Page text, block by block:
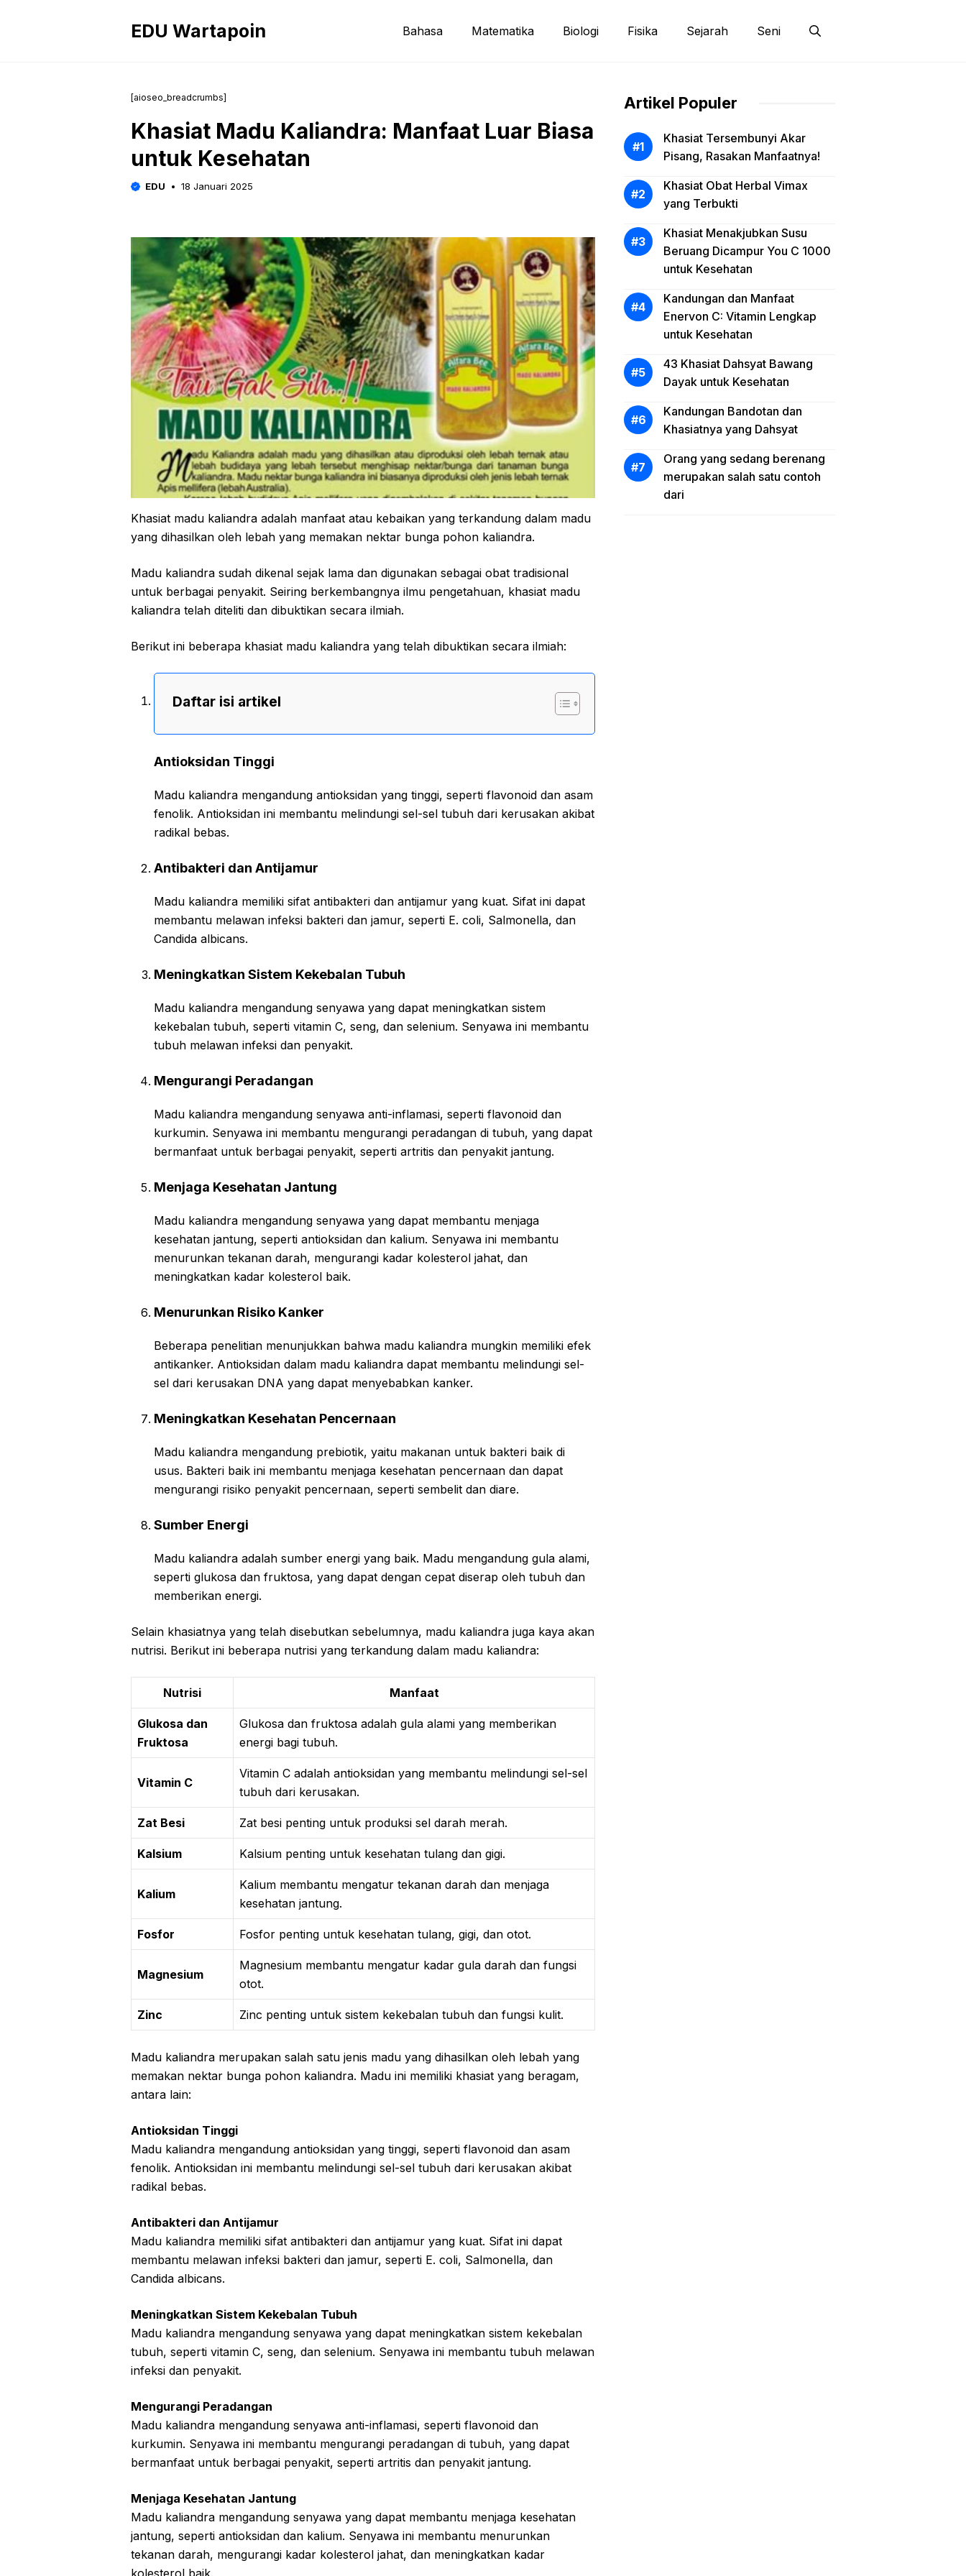
EDU Wartapoin Bahasa Matematika Biologi Fisika Sejarah Seni
[aioseo_breadcrumbs]
Khasiat Madu Kaliandra: Manfaat Luar Biasa
untuk Kesehatan
EDU 18 Januari 2025
Khasiat madu kaliandra adalah manfaat atau kebaikan yang terkandung dalam madu
yang dihasilkan oleh lebah yang memakan nektar bunga pohon kaliandra.
Madu kaliandra sudah dikenal sejak lama dan digunakan sebagai obat tradisional
untuk berbagai penyakit. Seiring berkembangnya ilmu pengetahuan, khasiat madu
kaliandra telah diteliti dan dibuktikan secara ilmiah.
Berikut ini beberapa khasiat madu kaliandra yang telah dibuktikan secara ilmiah:
Daftar isi artikel
Antioksidan Tinggi
Madu kaliandra mengandung antioksidan yang tinggi, seperti flavonoid dan asam
fenolik. Antioksidan ini membantu melindungi sel-sel tubuh dari kerusakan akibat
radikal bebas.
Antibakteri dan Antijamur
Madu kaliandra memiliki sifat antibakteri dan antijamur yang kuat. Sifat ini dapat
membantu melawan infeksi bakteri dan jamur, seperti E. coli, Salmonella, dan
Candida albicans.
Meningkatkan Sistem Kekebalan Tubuh
Madu kaliandra mengandung senyawa yang dapat meningkatkan sistem
kekebalan tubuh, seperti vitamin C, seng, dan selenium. Senyawa ini membantu
tubuh melawan infeksi dan penyakit.
Mengurangi Peradangan
Madu kaliandra mengandung senyawa anti-inflamasi, seperti flavonoid dan
kurkumin. Senyawa ini membantu mengurangi peradangan di tubuh, yang dapat
bermanfaat untuk berbagai penyakit, seperti artritis dan penyakit jantung.
Menjaga Kesehatan Jantung
Madu kaliandra mengandung senyawa yang dapat membantu menjaga
kesehatan jantung, seperti antioksidan dan kalium. Senyawa ini membantu
menurunkan tekanan darah, mengurangi kadar kolesterol jahat, dan
meningkatkan kadar kolesterol baik.
Menurunkan Risiko Kanker
Beberapa penelitian menunjukkan bahwa madu kaliandra mungkin memiliki efek
antikanker. Antioksidan dalam madu kaliandra dapat membantu melindungi sel-
sel dari kerusakan DNA yang dapat menyebabkan kanker.
Meningkatkan Kesehatan Pencernaan
Madu kaliandra mengandung prebiotik, yaitu makanan untuk bakteri baik di
usus. Bakteri baik ini membantu menjaga kesehatan pencernaan dan dapat
mengurangi risiko penyakit pencernaan, seperti sembelit dan diare.
Sumber Energi
Madu kaliandra adalah sumber energi yang baik. Madu mengandung gula alami,
seperti glukosa dan fruktosa, yang dapat dengan cepat diserap oleh tubuh dan
memberikan energi.
Selain khasiatnya yang telah disebutkan sebelumnya, madu kaliandra juga kaya akan
nutrisi. Berikut ini beberapa nutrisi yang terkandung dalam madu kaliandra:
Nutrisi Manfaat
Glukosa dan
Fruktosa
Glukosa dan fruktosa adalah gula alami yang memberikan
energi bagi tubuh.
Vitamin C
Vitamin C adalah antioksidan yang membantu melindungi sel-sel
tubuh dari kerusakan.
Zat Besi Zat besi penting untuk produksi sel darah merah.
Kalsium Kalsium penting untuk kesehatan tulang dan gigi.
Kalium
Kalium membantu mengatur tekanan darah dan menjaga
kesehatan jantung.
Fosfor Fosfor penting untuk kesehatan tulang, gigi, dan otot.
Magnesium
Magnesium membantu mengatur kadar gula darah dan fungsi
otot.
Zinc Zinc penting untuk sistem kekebalan tubuh dan fungsi kulit.
Madu kaliandra merupakan salah satu jenis madu yang dihasilkan oleh lebah yang
memakan nektar bunga pohon kaliandra. Madu ini memiliki khasiat yang beragam,
antara lain:
Antioksidan Tinggi
Madu kaliandra mengandung antioksidan yang tinggi, seperti flavonoid dan asam
fenolik. Antioksidan ini membantu melindungi sel-sel tubuh dari kerusakan akibat
radikal bebas.
Antibakteri dan Antijamur
Madu kaliandra memiliki sifat antibakteri dan antijamur yang kuat. Sifat ini dapat
membantu melawan infeksi bakteri dan jamur, seperti E. coli, Salmonella, dan
Candida albicans.
Meningkatkan Sistem Kekebalan Tubuh
Madu kaliandra mengandung senyawa yang dapat meningkatkan sistem kekebalan
tubuh, seperti vitamin C, seng, dan selenium. Senyawa ini membantu tubuh melawan
infeksi dan penyakit.
Mengurangi Peradangan
Madu kaliandra mengandung senyawa anti-inflamasi, seperti flavonoid dan
kurkumin. Senyawa ini membantu mengurangi peradangan di tubuh, yang dapat
bermanfaat untuk berbagai penyakit, seperti artritis dan penyakit jantung.
Menjaga Kesehatan Jantung
Madu kaliandra mengandung senyawa yang dapat membantu menjaga kesehatan
jantung, seperti antioksidan dan kalium. Senyawa ini membantu menurunkan
tekanan darah, mengurangi kadar kolesterol jahat, dan meningkatkan kadar
kolesterol baik.
Artikel Populer
Khasiat Tersembunyi Akar
Pisang, Rasakan Manfaatnya!
Khasiat Obat Herbal Vimax
yang Terbukti
Khasiat Menakjubkan Susu
Beruang Dicampur You C 1000
untuk Kesehatan
Kandungan dan Manfaat
Enervon C: Vitamin Lengkap
untuk Kesehatan
43 Khasiat Dahsyat Bawang
Dayak untuk Kesehatan
Kandungan Bandotan dan
Khasiatnya yang Dahsyat
Orang yang sedang berenang
merupakan salah satu contoh
dari